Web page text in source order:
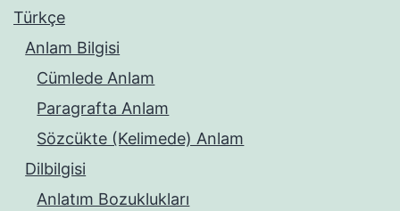
Türkçe
Anlam Bilgisi
Cümlede Anlam
Paragrafta Anlam
Sözcükte (Kelimede) Anlam
Dilbilgisi
Anlatım Bozuklukları